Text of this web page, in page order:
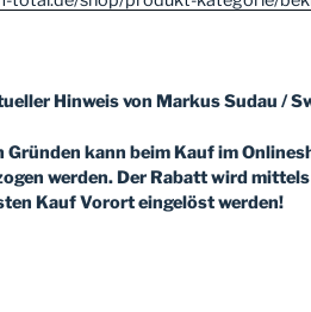
Hinweis von Markus Sudau /
kann beim Kauf im
werden. Der Rabatt wird
Kauf Vorort eingelöst werden!